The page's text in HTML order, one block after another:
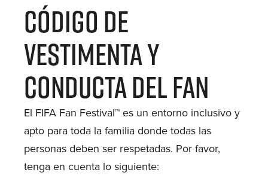
Código de
Vestimenta y
Conducta del Fan
El FIFA Fan Festival™ es un entorno inclusivo y
apto para toda la familia donde todas las
personas deben ser respetadas. Por favor,
tenga en cuenta lo siguiente: